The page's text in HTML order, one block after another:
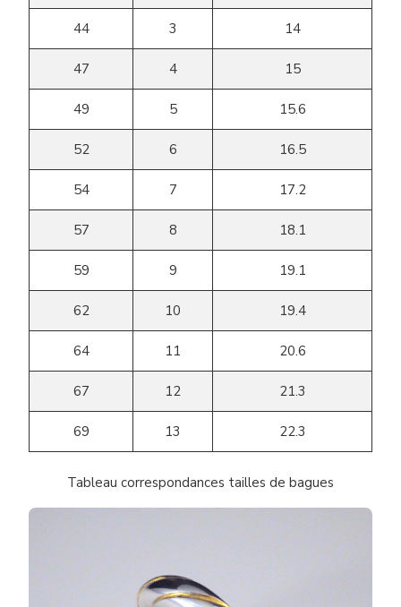
44 3 14
47 4 15
49 5 15.6
52 6 16.5
54 7 17.2
57 8 18.1
59 9 19.1
62 10 19.4
64 11 20.6
67 12 21.3
69 13 22.3
Tableau correspondances tailles de bagues